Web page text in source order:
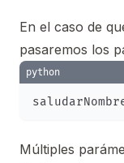
En el caso de
pasaremos los
python
Múltiples